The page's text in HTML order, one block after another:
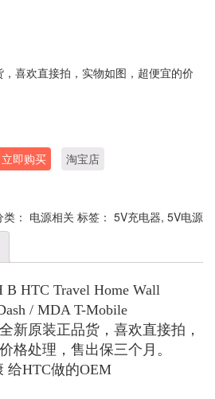
喜欢直接拍，实物如图，超便宜的价
立即购买 淘宝店
： 电源相关 标签： 5V充电器, 5V电源
HTC Travel Home Wall
/ MDA T-Mobile
新原装正品货，喜欢直接拍，
格处理，售出保三个月。
给HTC做的OEM